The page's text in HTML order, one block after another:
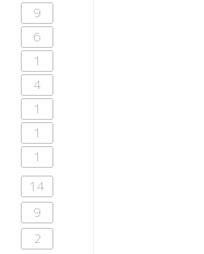
9
6
1
4
1
1
1
14
9
2